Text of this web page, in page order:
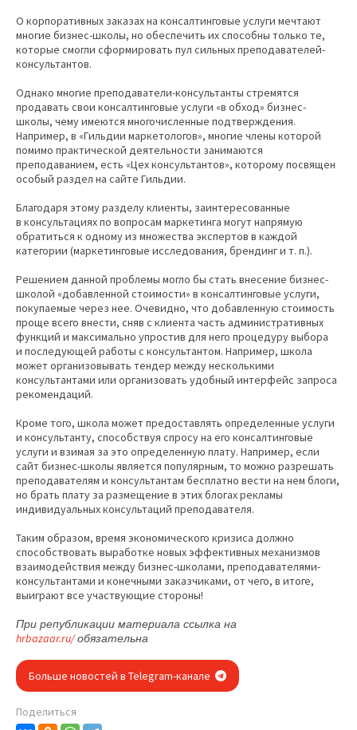
О корпоративных заказах на консалтинговые услуги мечтают
многие бизнес-школы, но обеспечить их способны только те,
которые смогли сформировать пул сильных преподавателей-
консультантов.
Однако многие преподаватели-консультанты стремятся
продавать свои консалтинговые услуги «в обход» бизнес-
школы, чему имеются многочисленные подтверждения.
Например, в «Гильдии маркетологов», многие члены которой
помимо практической деятельности занимаются
преподаванием, есть «Цех консультантов», которому посвящен
особый раздел на сайте Гильдии.
Благодаря этому разделу клиенты, заинтересованные
в консультациях по вопросам маркетинга могут напрямую
обратиться к одному из множества экспертов в каждой
категории (маркетинговые исследования, брендинг и т. п.).
Решением данной проблемы могло бы стать внесение бизнес-
школой «добавленной стоимости» в консалтинговые услуги,
покупаемые через нее. Очевидно, что добавленную стоимость
проще всего внести, сняв с клиента часть административных
функций и максимально упростив для него процедуру выбора
и последующей работы с консультантом. Например, школа
может организовывать тендер между несколькими
консультантами или организовать удобный интерфейс запроса
рекомендаций.
Кроме того, школа может предоставлять определенные услуги
и консультанту, способствуя спросу на его консалтинговые
услуги и взимая за это определенную плату. Например, если
сайт бизнес-школы является популярным, то можно разрешать
преподавателям и консультантам бесплатно вести на нем блоги,
но брать плату за размещение в этих блогах рекламы
индивидуальных консультаций преподавателя.
Таким образом, время экономического кризиса должно
способствовать выработке новых эффективных механизмов
взаимодействия между бизнес-школами, преподавателями-
консультантами и конечными заказчиками, от чего, в итоге,
выиграют все участвующие стороны!
При републикации материала ссылка на
hrbazaar.ru/обязательна
Больше новостей в Telegram-канале
Поделиться